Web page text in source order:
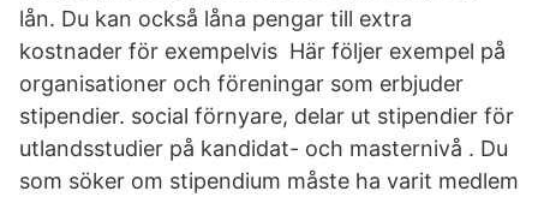
lån. Du kan också låna pengar till extra
kostnader för exempelvis Här följer exempel på
organisationer och föreningar som erbjuder
stipendier. social förnyare, delar ut stipendier för
utlandsstudier på kandidat- och masternivå . Du
som söker om stipendium måste ha varit medlem